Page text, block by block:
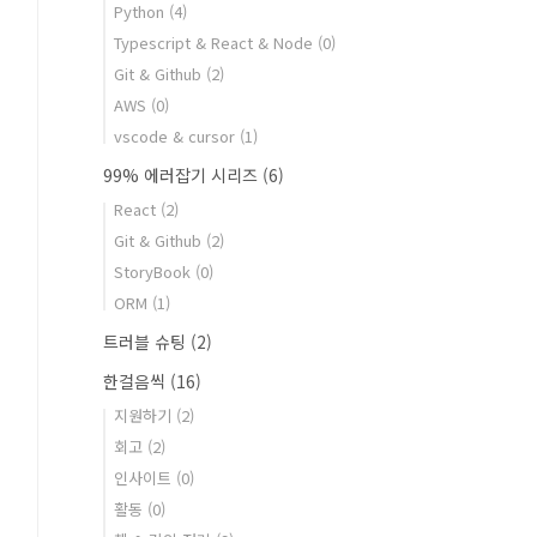
Python (4)
Typescript & React & Node (0)
Git & Github (2)
AWS (0)
vscode & cursor (1)
99% 에러잡기 시리즈 (6)
React (2)
Git & Github (2)
StoryBook (0)
ORM (1)
트러블 슈팅 (2)
한걸음씩 (16)
지원하기 (2)
회고 (2)
인사이트 (0)
활동 (0)